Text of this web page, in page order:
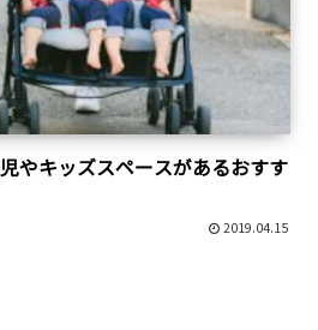
やキッズスペースがあるおすす
2019.04.15